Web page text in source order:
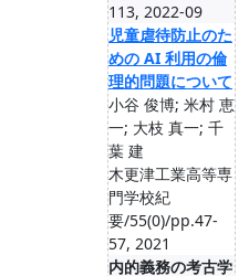
113, 2022-09
児童虐待防止のた
めの AI 利用の倫
理的問題について
小谷 俊博; 米村 恵
一; 大枝 真一; 千
葉 建
木更津工業高等専
門学校紀
要/55(0)/pp.47-
57, 2021
内的義務の考古学